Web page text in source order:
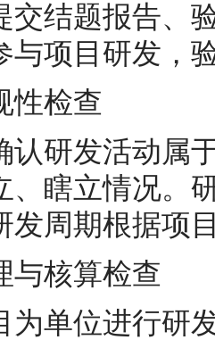
交结题报告、
与项目研发，
性检查
认研发活动属
、瞎立情况。
发周期根据项
与核算检查
为单位进行研